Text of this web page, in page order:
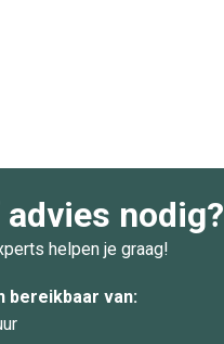
nodig?
helpen je graag!
bereikbaar van: